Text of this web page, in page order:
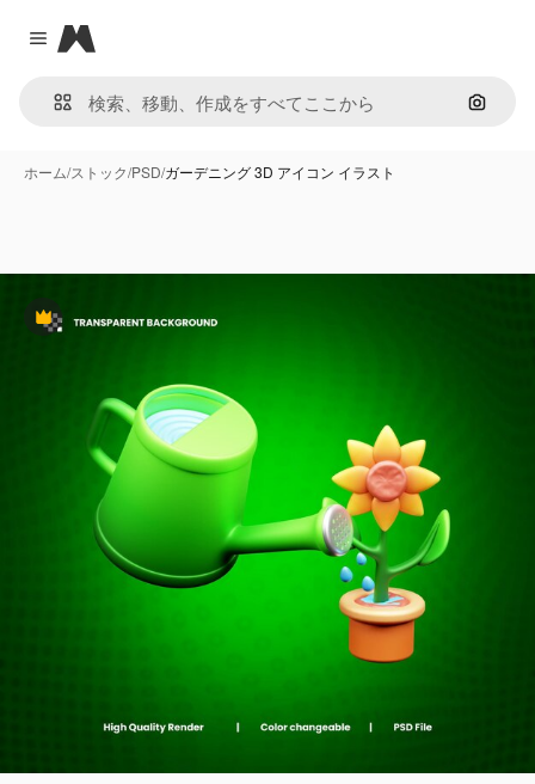
Close menu
Magnific
画像で
ホーム/ストック/PSD/ガーデニング 3D アイコン イラスト
Premium